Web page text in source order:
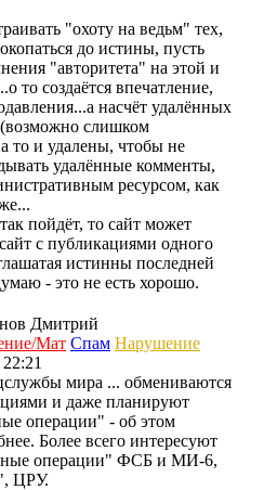
"охоту на ведьм" тех,
до истины, пусть
"авторитета" на этой и
то создаётся впечатление,
насчёт удалённых
слишком
то и удалены, чтобы не
удалённые комменты,
ресурсом, как
пойдёт, то сайт может
с публикациями одного
истинны последней
- это не есть хорошо.
Дмитрий
Мат Спам Нарушение
мира ... обмениваются
и даже планируют
операции" - об этом
Более всего интересуют
операции" ФСБ и МИ-6,
ЦРУ.